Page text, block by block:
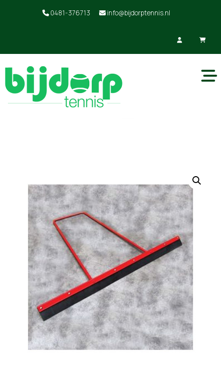
0481-376713 info@bijdorptennis.nl